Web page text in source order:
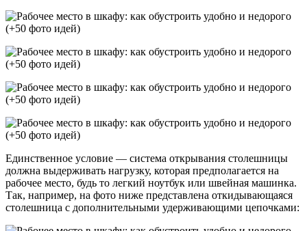
Единственное условие — система открывания столешницы
должна выдерживать нагрузку, которая предполагается на
рабочее место, будь то легкий ноутбук или швейная машинка.
Так, например, на фото ниже представлена откидывающаяся
столешница с дополнительными удерживающими цепочками: